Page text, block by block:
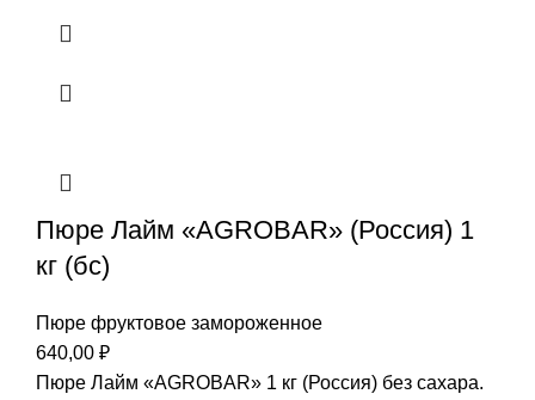
Пюре Лайм «AGROBAR» (Россия) 1
кг (бс)
Пюре фруктовое замороженное
640,00 ₽
Пюре Лайм «AGROBAR» 1 кг (Россия) без сахара.